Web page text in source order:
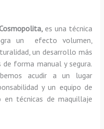
es una técnica
un efecto volumen,
un desarrollo más
forma manual y segura.
acudir a un lugar
y un equipo de
en técnicas de maquillaje